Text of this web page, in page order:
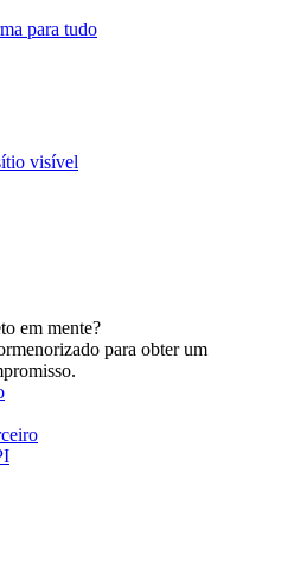
para tudo
visível
em mente?
para obter um